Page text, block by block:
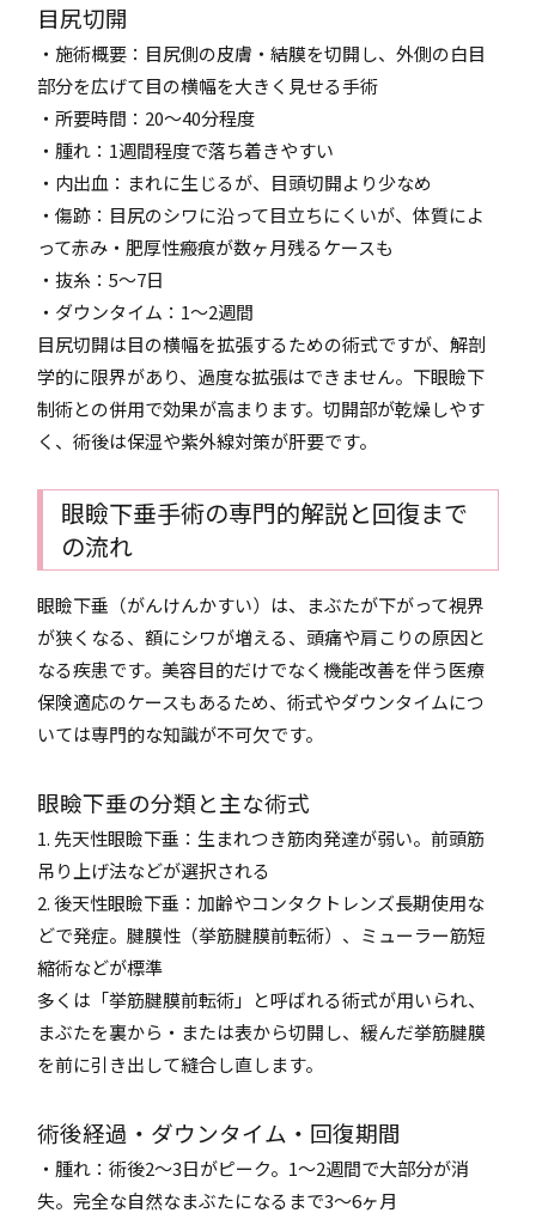
目尻切開
・施術概要：目尻側の皮膚・結膜を切開し、外側の白目
部分を広げて目の横幅を大きく見せる手術
・所要時間：20～40分程度
・腫れ：1週間程度で落ち着きやすい
・内出血：まれに生じるが、目頭切開より少なめ
・傷跡：目尻のシワに沿って目立ちにくいが、体質によ
って赤み・肥厚性瘢痕が数ヶ月残るケースも
・抜糸：5～7日
・ダウンタイム：1～2週間
目尻切開は目の横幅を拡張するための術式ですが、解剖
学的に限界があり、過度な拡張はできません。下眼瞼下
制術との併用で効果が高まります。切開部が乾燥しやす
く、術後は保湿や紫外線対策が肝要です。
眼瞼下垂手術の専門的解説と回復まで
の流れ
眼瞼下垂（がんけんかすい）は、まぶたが下がって視界
が狭くなる、額にシワが増える、頭痛や肩こりの原因と
なる疾患です。美容目的だけでなく機能改善を伴う医療
保険適応のケースもあるため、術式やダウンタイムにつ
いては専門的な知識が不可欠です。
眼瞼下垂の分類と主な術式
1. 先天性眼瞼下垂：生まれつき筋肉発達が弱い。前頭筋
吊り上げ法などが選択される
2. 後天性眼瞼下垂：加齢やコンタクトレンズ長期使用な
どで発症。腱膜性（挙筋腱膜前転術）、ミューラー筋短
縮術などが標準
多くは「挙筋腱膜前転術」と呼ばれる術式が用いられ、
まぶたを裏から・または表から切開し、緩んだ挙筋腱膜
を前に引き出して縫合し直します。
術後経過・ダウンタイム・回復期間
・腫れ：術後2～3日がピーク。1～2週間で大部分が消
失。完全な自然なまぶたになるまで3～6ヶ月